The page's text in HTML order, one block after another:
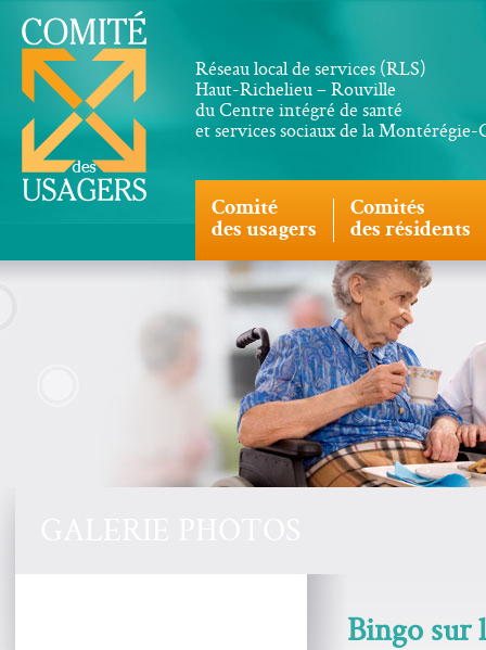
Réseau local de services (RLS)
Haut-Richelieu – Rouville
du Centre intégré de santé
et services sociaux de la
Comité
des usagers
Comités
des résidents
Bingo sur